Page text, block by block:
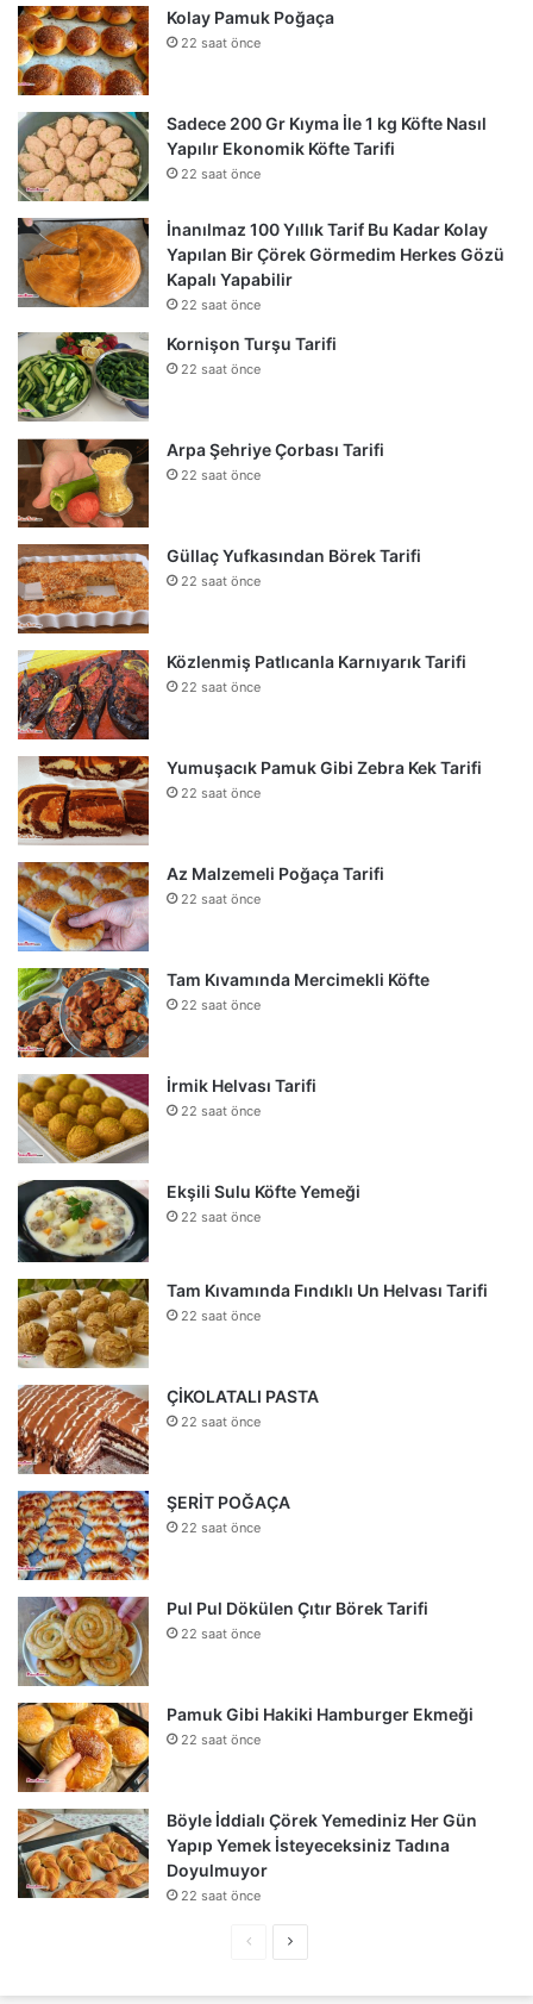
Kolay Pamuk Poğaça
22 saat önce
Sadece 200 Gr Kıyma İle 1 kg Köfte Nasıl
Yapılır Ekonomik Köfte Tarifi
22 saat önce
İnanılmaz 100 Yıllık Tarif Bu Kadar Kolay
Yapılan Bir Çörek Görmedim Herkes Gözü
Kapalı Yapabilir
22 saat önce
Kornişon Turşu Tarifi
22 saat önce
Arpa Şehriye Çorbası Tarifi
22 saat önce
Güllaç Yufkasından Börek Tarifi
22 saat önce
Közlenmiş Patlıcanla Karnıyarık Tarifi
22 saat önce
Yumuşacık Pamuk Gibi Zebra Kek Tarifi
22 saat önce
Az Malzemeli Poğaça Tarifi
22 saat önce
Tam Kıvamında Mercimekli Köfte
22 saat önce
İrmik Helvası Tarifi
22 saat önce
Ekşili Sulu Köfte Yemeği
22 saat önce
Tam Kıvamında Fındıklı Un Helvası Tarifi
22 saat önce
ÇİKOLATALI PASTA
22 saat önce
ŞERİT POĞAÇA
22 saat önce
Pul Pul Dökülen Çıtır Börek Tarifi
22 saat önce
Pamuk Gibi Hakiki Hamburger Ekmeği
22 saat önce
Böyle İddialı Çörek Yemediniz Her Gün
Yapıp Yemek İsteyeceksiniz Tadına
Doyulmuyor
22 saat önce
ÖncekiSonraki